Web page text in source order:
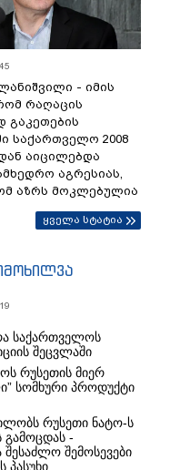
- იმის
რაღაცის
გაკეთების
საქართველო 2008
აიცილებდა
აგრესიას,
აზრს მოკლებულია
ყველა სტატია
საქართველოს
შეცვლაში
რუსეთის მიერ
სომხური პროდუქტი
რუსეთი ნატო-ს
გამოცდას -
შესაძლო შემოსევები
პასუხი